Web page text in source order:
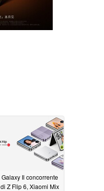
Galaxy Il concorrente
di Z Flip 6, Xiaomi Mix